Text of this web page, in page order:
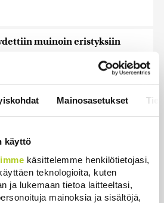
Mainosasetukset
käyttö
käsittelemme henkilötietojasi,
teknologioita, kuten
ja lukemaan tietoa laitteeltasi,
mainoksia ja sisältöjä,
muinoin eristyksiin
uusiksi Slovakiassa toisena
leikkausehdotus voi